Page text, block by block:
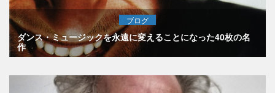
ブログ
ダンス・ミュージックを永遠に変えることになった40枚の名
作